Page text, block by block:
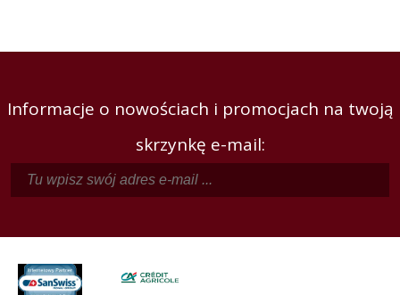
Informacje o nowościach i promocjach na twoją
skrzynkę e-mail: